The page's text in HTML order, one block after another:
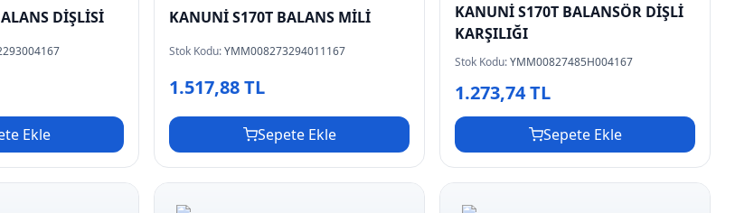
DİŞLİSİ
Ekle
KANUNİ S170T BALANS MİLİ
Stok Kodu:YMM008273294011167
1.517,88 TL
Sepete Ekle
KANUNİ S170T BALANSÖR DİŞLİ
KARŞILIĞI
Stok Kodu:YMM00827485H004167
1.273,74 TL
Sepete Ekle